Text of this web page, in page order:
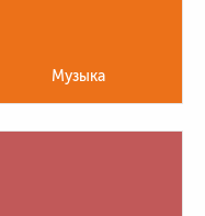
Музыка